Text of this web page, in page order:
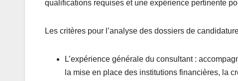
qualifications requises et une expérience pertinente
Les critères pour l’analyse des dossiers de
L’expérience générale du consultant :
la mise en place des institutions financières, la